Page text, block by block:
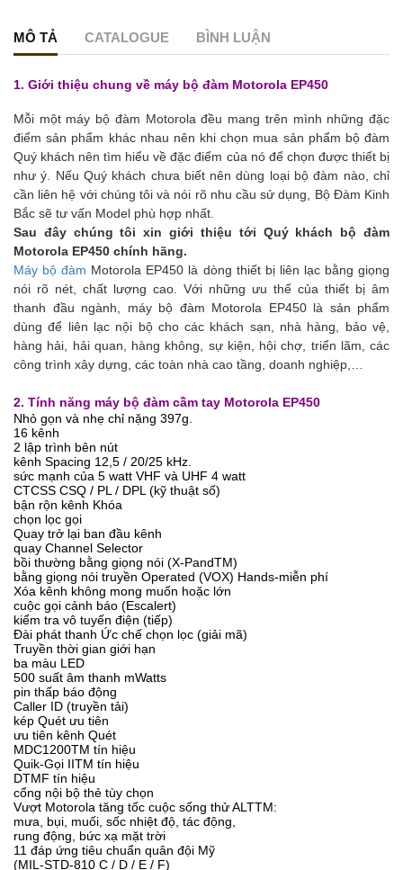
MÔ TẢ CATALOGUE BÌNH LUẬN
1. Giới thiệu chung về máy bộ đàm Motorola EP450
Mỗi một máy bộ đàm Motorola đều mang trên mình những đặc
điểm sản phẩm khác nhau nên khi chọn mua sản phẩm bộ đàm
Quý khách nên tìm hiểu về đặc điểm của nó để chọn được thiết bị
như ý. Nếu Quý khách chưa biết nên dùng loại bộ đàm nào, chỉ
cần liên hệ với chúng tôi và nói rõ nhu cầu sử dụng, Bộ Đàm Kinh
Bắc sẽ tư vấn Model phù hợp nhất.
Sau đây chúng tôi xin giới thiệu tới Quý khách bộ đàm
Motorola EP450 chính hãng.
Máy bộ đàm Motorola EP450 là dòng thiết bị liên lạc bằng giọng
nói rõ nét, chất lượng cao. Với những ưu thế của thiết bị âm
thanh đầu ngành, máy bộ đàm Motorola EP450 là sản phẩm
dùng để liên lạc nội bộ cho các khách sạn, nhà hàng, bảo vệ,
hàng hải, hải quan, hàng không, sự kiện, hội chợ, triển lãm, các
công trình xây dựng, các toàn nhà cao tầng, doanh nghiệp,…
2. Tính năng máy bộ đàm cầm tay Motorola EP450
Nhỏ gọn và nhẹ chỉ nặng 397g.
16 kênh
2 lập trình bên nút
kênh Spacing 12,5 / 20/25 kHz.
sức mạnh của 5 watt VHF và UHF 4 watt
CTCSS CSQ / PL / DPL (kỹ thuật số)
bận rộn kênh Khóa
chọn lọc gọi
Quay trở lại ban đầu kênh
quay Channel Selector
bồi thường bằng giọng nói (X-PandTM)
bằng giọng nói truyền Operated (VOX) Hands-miễn phí
Xóa kênh không mong muốn hoặc lớn
cuộc gọi cảnh báo (Escalert)
kiểm tra vô tuyến điện (tiếp)
Đài phát thanh Ức chế chọn lọc (giải mã)
Truyền thời gian giới hạn
ba màu LED
500 suất âm thanh mWatts
pin thấp báo động
Caller ID (truyền tải)
kép Quét ưu tiên
ưu tiên kênh Quét
MDC1200TM tín hiệu
Quik-Gọi IITM tín hiệu
DTMF tín hiệu
cổng nội bộ thẻ tùy chọn
Vượt Motorola tăng tốc cuộc sống thử ALTTM:
mưa, bụi, muối, sốc nhiệt độ, tác động,
rung động, bức xạ mặt trời
11 đáp ứng tiêu chuẩn quân đội Mỹ
(MIL-STD-810 C / D / E / F)